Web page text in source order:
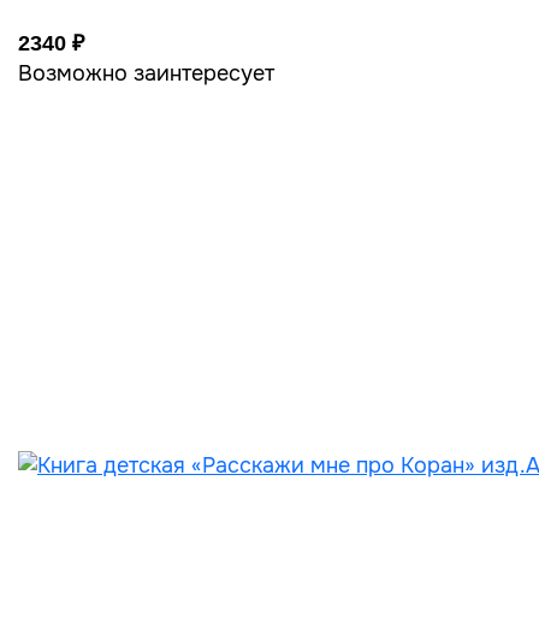
2340 ₽
Возможно заинтересует